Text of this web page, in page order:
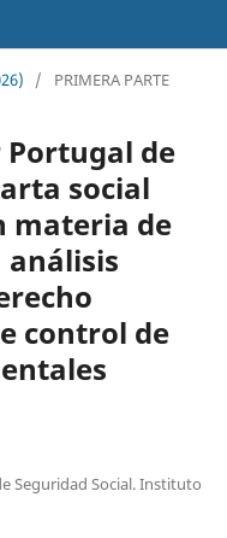
/ PRIMERA PARTE
de
social
materia de
análisis
control de
Seguridad Social. Instituto